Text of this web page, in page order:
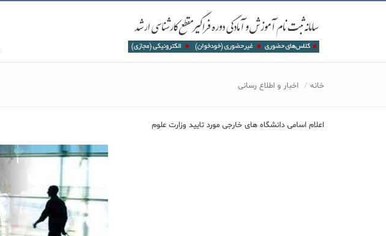
خانه اخبار و اطلاع رسانی
اعلام اسامی دانشگاه های خارجی مورد تایید وزارت علوم